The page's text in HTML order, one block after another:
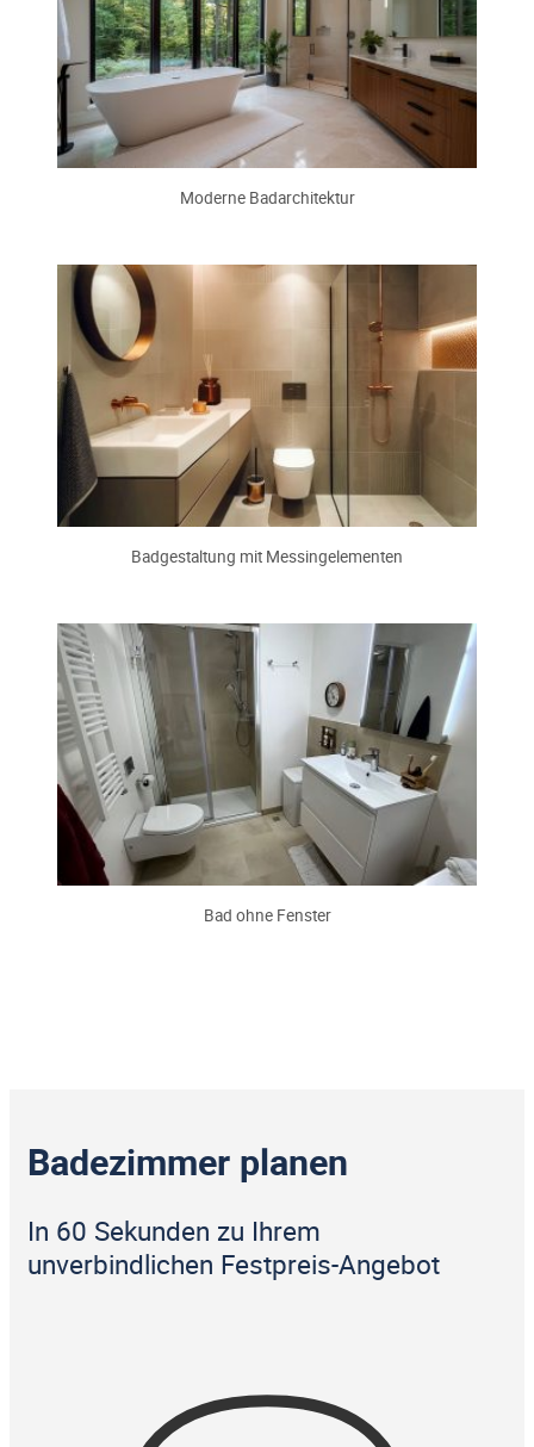
Moderne Badarchitektur
Badgestaltung mit Messingelementen
Bad ohne Fenster
Badezimmer planen
In 60 Sekunden zu Ihrem
unverbindlichen Festpreis-Angebot